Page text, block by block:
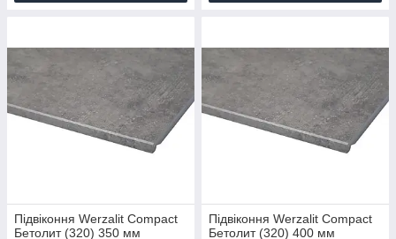
Підвіконня Werzalit Compact
Бетолит (320) 350 мм
Підвіконня Werzalit Compact
Бетолит (320) 400 мм